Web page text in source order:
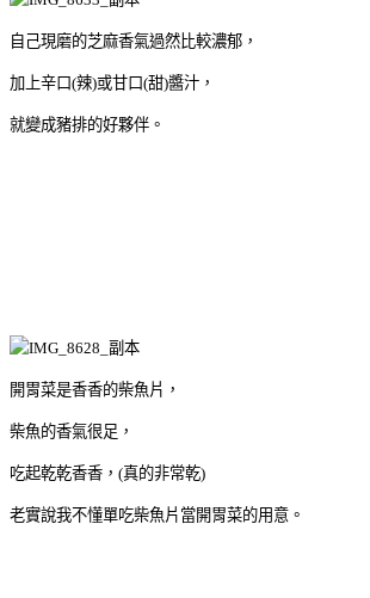
自己現磨的芝麻香氣過然比較濃郁，
加上辛口(辣)或甘口(甜)醬汁，
就變成豬排的好夥伴。
開胃菜是香香的柴魚片，
柴魚的香氣很足，
吃起乾乾香香，(真的非常乾)
老實說我不懂單吃柴魚片當開胃菜的用意。